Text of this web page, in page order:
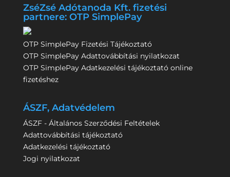
ZséZsé Adótanoda Kft. fizetési
partnere: OTP SimplePay
OTP SimplePay Fizetési Tájékoztató
OTP SimplePay Adattovábbítási nyilatkozat
OTP SimplePay Adatkezelési tájékoztató online
fizetéshez
ÁSZF, Adatvédelem
ÁSZF - Általános Szerződési Feltételek
Adattovábbítási tájékoztató
Adatkezelési tájékoztató
Jogi nyilatkozat